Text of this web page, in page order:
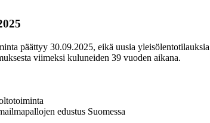
päättyy 30.09.2025, eikä uusia yleisölentotilauksia
viimeksi kuluneiden 39 vuoden aikana.
edustus Suomessa